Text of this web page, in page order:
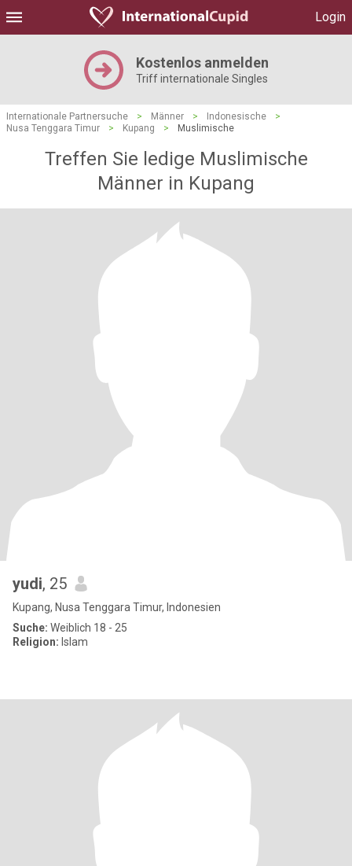
Login
Kostenlos anmelden
Triff internationale Singles
Internationale Partnersuche > Männer > Indonesische
>
Nusa Tenggara Timur
> Kupang > Muslimische
Treffen Sie ledige Muslimische
Männer in Kupang
yudi, 25
Kupang, Nusa Tenggara Timur, Indonesien
Suche: Weiblich 18 - 25
Religion: Islam